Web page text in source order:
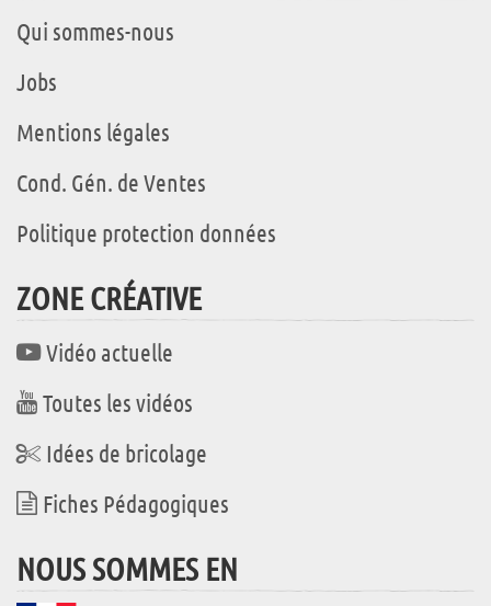
Qui sommes-nous
Jobs
Mentions légales
Cond. Gén. de Ventes
Politique protection données
ZONE CRÉATIVE
Vidéo actuelle
Toutes les vidéos
Idées de bricolage
Fiches Pédagogiques
NOUS SOMMES EN